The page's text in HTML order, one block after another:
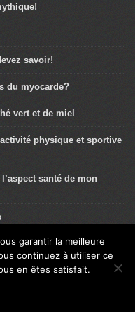
savoir!
du myocarde?
vert et de miel
physique et sportive
santé de mon
sportifs?
garantir la meilleure
continuez à utiliser ce
en êtes satisfait.